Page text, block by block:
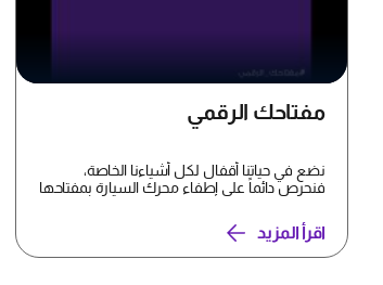
مفتاحك الرقمي
نضع في حياتنا أقفال لكل أشياءنا الخاصة،
فنحرص دائماً على إطفاء محرك السيارة بمفتاحها
اقرأ المزيد